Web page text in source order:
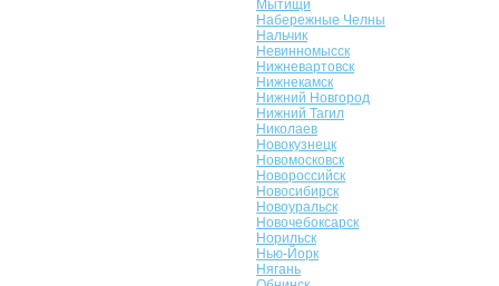
Мытищи
Набережные Челны
Нальчик
Невинномысск
Нижневартовск
Нижнекамск
Нижний Новгород
Нижний Тагил
Николаев
Новокузнецк
Новомосковск
Новороссийск
Новосибирск
Новоуральск
Новочебоксарск
Норильск
Нью-Йорк
Нягань